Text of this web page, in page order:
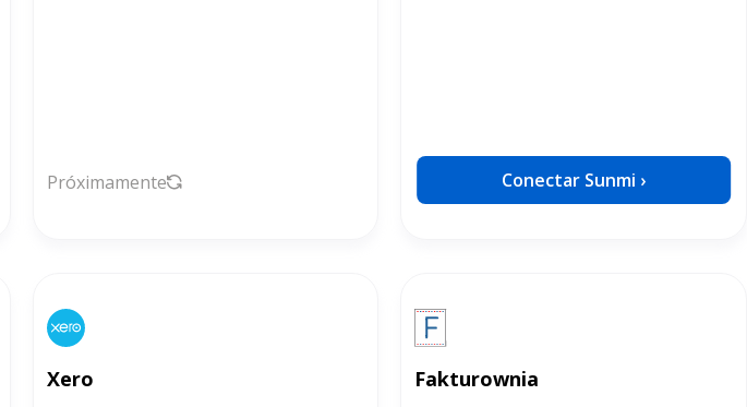
Próximamente Conectar Sunmi ›
Xero Fakturownia